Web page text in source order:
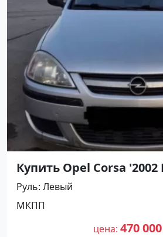
Купить Opel Corsa
(1200/75 л.с.) Бензин
Темрюк цвет
по цене 470000 рублей,
№27491 на сайте
Руль Левый
МКПП
цена 470 000